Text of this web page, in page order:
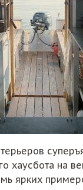
хаусбота на
ярких